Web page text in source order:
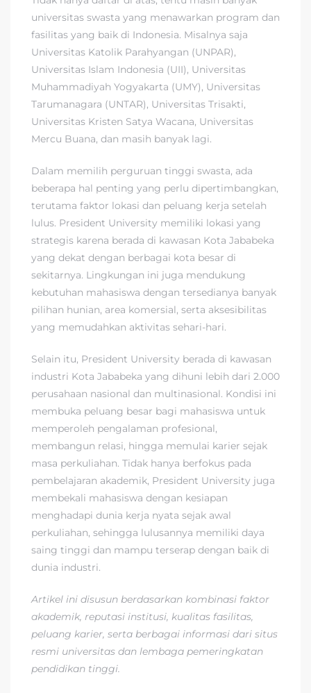
universitas swasta yang menawarkan program dan
fasilitas yang baik di Indonesia. Misalnya saja
Universitas Katolik Parahyangan (UNPAR),
Universitas Islam Indonesia (UII), Universitas
Muhammadiyah Yogyakarta (UMY), Universitas
Tarumanagara (UNTAR), Universitas Trisakti,
Universitas Kristen Satya Wacana, Universitas
Mercu Buana, dan masih banyak lagi.
Dalam memilih perguruan tinggi swasta, ada
beberapa hal penting yang perlu dipertimbangkan,
terutama faktor lokasi dan peluang kerja setelah
lulus. President University memiliki lokasi yang
strategis karena berada di kawasan Kota Jababeka
yang dekat dengan berbagai kota besar di
sekitarnya. Lingkungan ini juga mendukung
kebutuhan mahasiswa dengan tersedianya banyak
pilihan hunian, area komersial, serta aksesibilitas
yang memudahkan aktivitas sehari-hari.
Selain itu, President University berada di kawasan
industri Kota Jababeka yang dihuni lebih dari 2.000
perusahaan nasional dan multinasional. Kondisi ini
membuka peluang besar bagi mahasiswa untuk
memperoleh pengalaman profesional,
membangun relasi, hingga memulai karier sejak
masa perkuliahan. Tidak hanya berfokus pada
pembelajaran akademik, President University juga
membekali mahasiswa dengan kesiapan
menghadapi dunia kerja nyata sejak awal
perkuliahan, sehingga lulusannya memiliki daya
saing tinggi dan mampu terserap dengan baik di
dunia industri.
Artikel ini disusun berdasarkan kombinasi faktor
akademik, reputasi institusi, kualitas fasilitas,
peluang karier, serta berbagai informasi dari situs
resmi universitas dan lembaga pemeringkatan
pendidikan tinggi.